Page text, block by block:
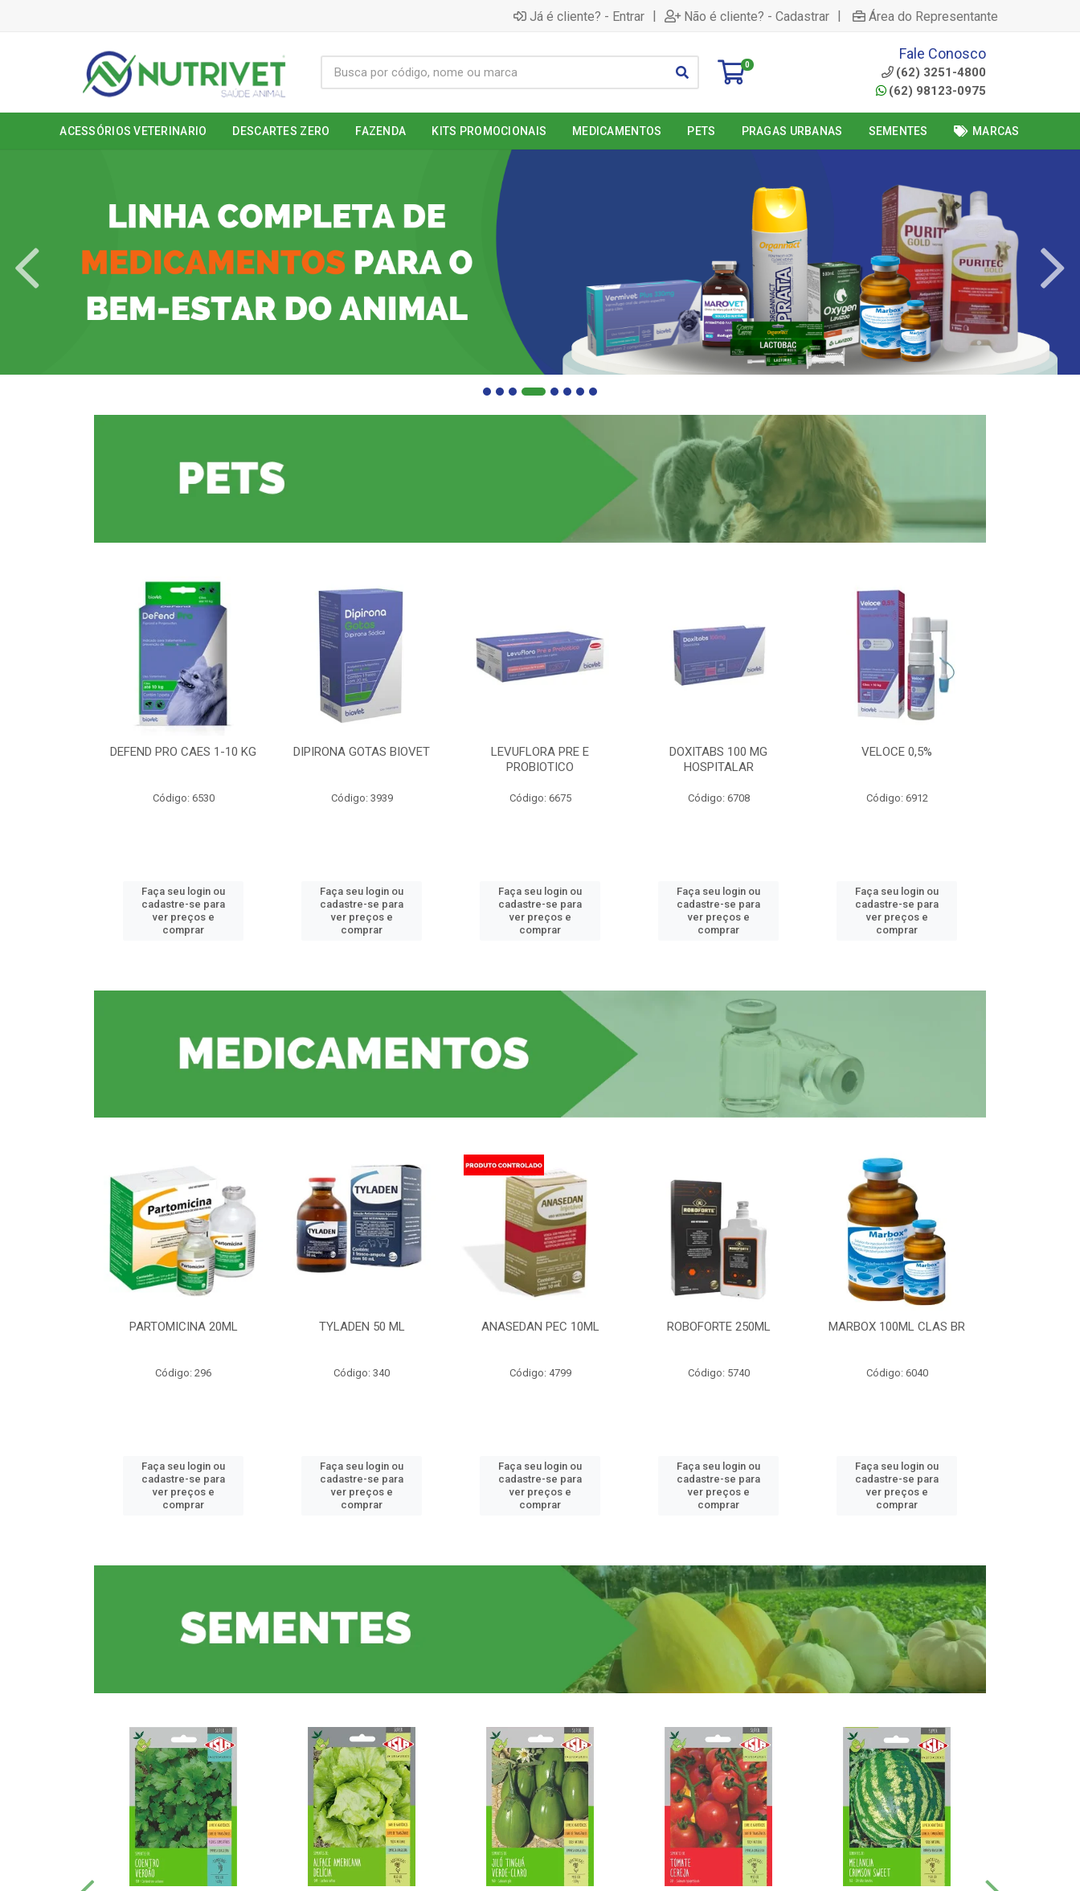
Já é cliente? - Entrar | Não é cliente? - Cadastrar | Área do Representante
0
Fale Conosco
(62) 3251-4800
(62) 98123-0975
ACESSÓRIOS VETERINARIO DESCARTES ZERO FAZENDA KITS PROMOCIONAIS MEDICAMENTOS PETS PRAGAS URBANAS SEMENTES MARCAS
DEFEND PRO CAES 1-10 KG
Código: 6530
Faça seu login ou
cadastre-se para
ver preços e
comprar
DIPIRONA GOTAS BIOVET
Código: 3939
Faça seu login ou
cadastre-se para
ver preços e
comprar
LEVUFLORA PRE E
PROBIOTICO
Código: 6675
Faça seu login ou
cadastre-se para
ver preços e
comprar
DOXITABS 100 MG
HOSPITALAR
Código: 6708
Faça seu login ou
cadastre-se para
ver preços e
comprar
VELOCE 0,5%
Código: 6912
Faça seu login ou
cadastre-se para
ver preços e
comprar
PARTOMICINA 20ML
Código: 296
Faça seu login ou
cadastre-se para
ver preços e
comprar
TYLADEN 50 ML
Código: 340
Faça seu login ou
cadastre-se para
ver preços e
comprar
ANASEDAN PEC 10ML
Código: 4799
Faça seu login ou
cadastre-se para
ver preços e
comprar
ROBOFORTE 250ML
Código: 5740
Faça seu login ou
cadastre-se para
ver preços e
comprar
MARBOX 100ML CLAS BR
Código: 6040
Faça seu login ou
cadastre-se para
ver preços e
comprar